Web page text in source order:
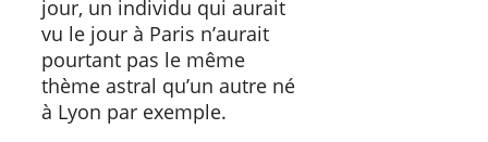
jour, un individu qui aurait
vu le jour à Paris n’aurait
pourtant pas le même
thème astral qu’un autre né
à Lyon par exemple.